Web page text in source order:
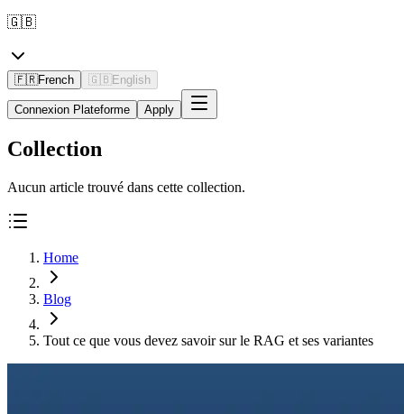
🇬🇧
🇫🇷French 🇬🇧 English
Connexion Plateforme Apply
Collection
Aucun article trouvé dans cette collection.
Home
Blog
Tout ce que vous devez savoir sur le RAG et ses variantes